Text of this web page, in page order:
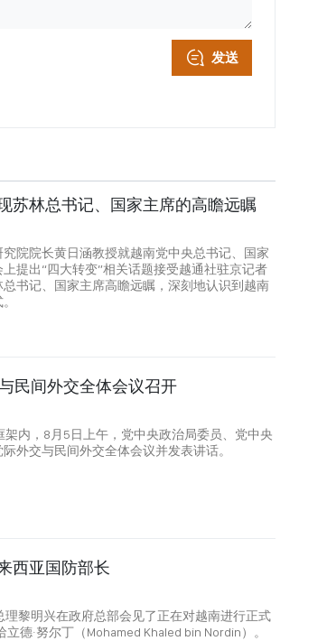
发送
苏林总书记、国家主席的高瞻远瞩
院院长黄日涵教授就越南党中央总书记、国家
提出“四大转变”相关话题接受越通社驻京记者
书记、国家主席高瞻远瞩，深刻地认识到越南
民间外交全体会议召开
内，8月5日上午，党中央政治局委员、党中央
外交与民间外交全体会议并发表讲话。
西亚国防部长
黎明兴在政府总部会见了正在对越南进行正式
德·努尔丁（Mohamed Khaled bin Nordin）。